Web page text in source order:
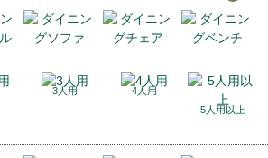
3人用
4人用
5人用以上